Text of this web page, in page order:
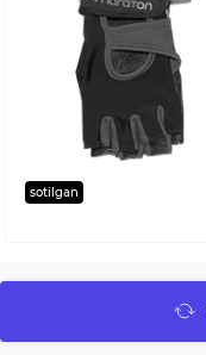
sotilgan